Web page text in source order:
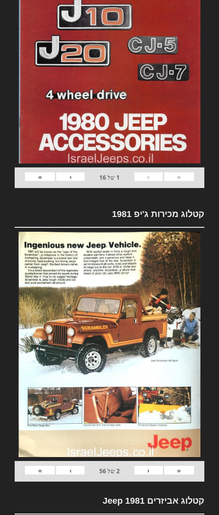
«
‹
1 של16
›
»
קטלוג מכירות ג'יפ 1981
«
‹
2של56
›
»
קטלוג אביזרים 1981 Jeep